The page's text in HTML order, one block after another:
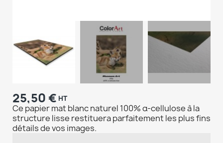
25,50 € HT
Ce papier mat blanc naturel 100% α-cellulose à la
structure lisse restituera parfaitement les plus fins
détails de vos images.